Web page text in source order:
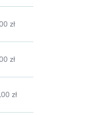
zł
zł
zł